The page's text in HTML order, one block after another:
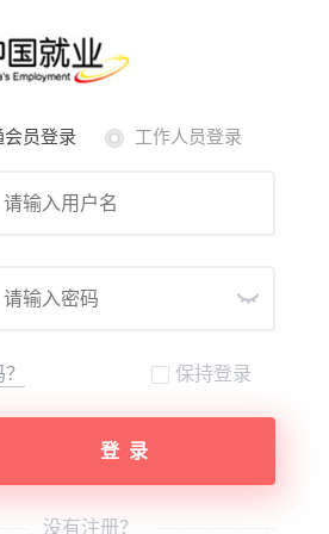
会员登录 工作人员登录
保持登录
登 录
没有注册？